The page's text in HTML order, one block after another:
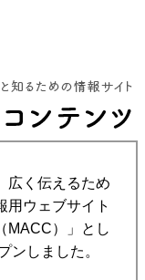
広く伝えるため
用ウェブサイト
MACC）」とし
ンしました。